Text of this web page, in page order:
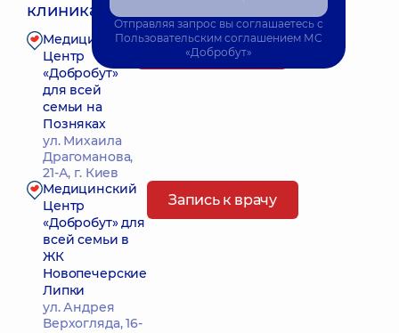
клиниках:
Медицинский
Центр
«Добробут»
для всей
семьи на
Позняках
ул. Михаила
Драгоманова,
21-А, г. Киев
Запись к врачу
Медицинский
Центр
«Добробут» для
всей семьи в
ЖК
Новопечерские
Липки
ул. Андрея
Верхогляда, 16-
Запись к врачу
Отправляя запрос вы соглашаетесь с
Пользовательским соглашением МС
«Добробут»